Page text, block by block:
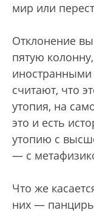
мир или
Отклонение
пятую
иностранными
считают, что
утопия, на
это и есть
утопию с
— с
Что же
них —